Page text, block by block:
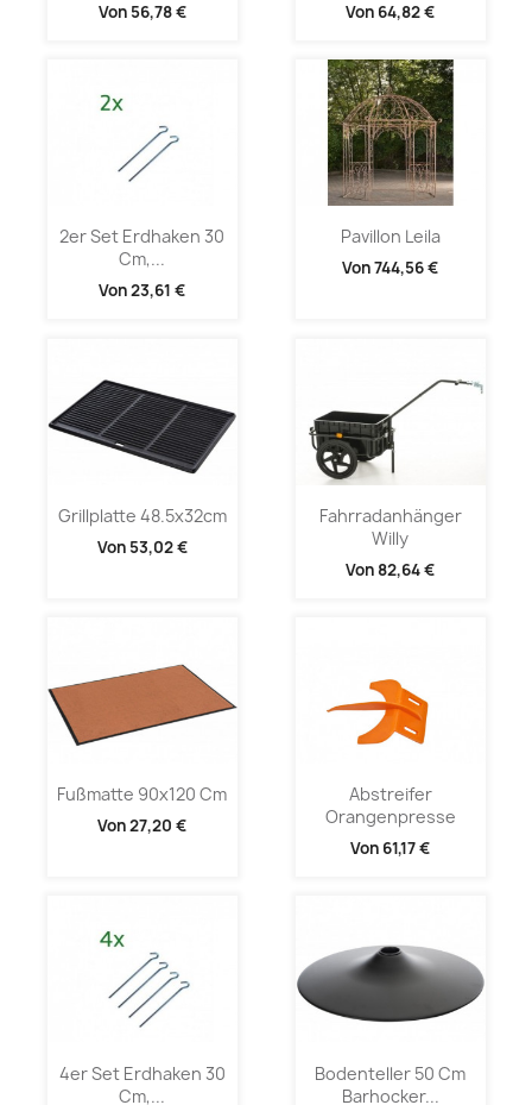
Von 56,78 € Von 64,82 €
2er Set Erdhaken 30
Cm,...
Von23,61 €
Pavillon Leila
Von744,56 €
Grillplatte 48.5x32cm
Von 53,02 €
Fahrradanhänger
Willy
Von 82,64 €
Fußmatte 90x120 Cm
Von27,20 €
Abstreifer
Orangenpresse
Von 61,17 €
4er Set Erdhaken 30
Cm,...
Bodenteller 50 Cm
Barhocker...